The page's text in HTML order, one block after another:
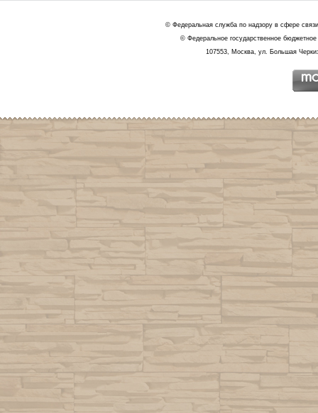
© Федеральная служба по надзору в сфере
© Федеральное государственное
107553, Москва, ул. Большая